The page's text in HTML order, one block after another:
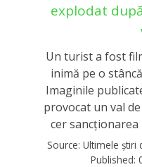
explodat
Un turist a fost
inimă pe o
Imaginile
provocat un val
cer
Source: Ultimele știri
Published: